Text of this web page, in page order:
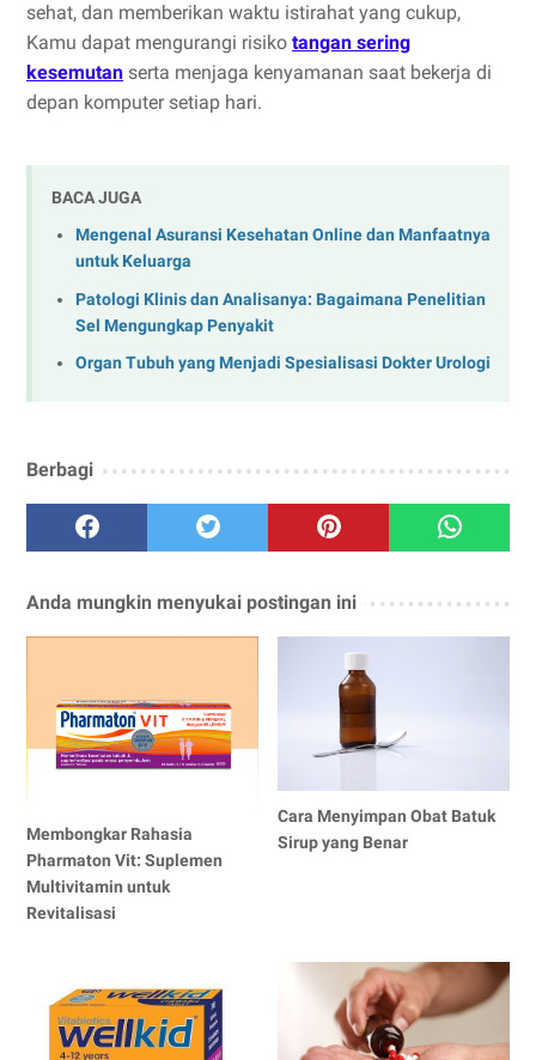
sehat, dan memberikan waktu istirahat yang cukup,
Kamu dapat mengurangi risiko tangan sering
kesemutan serta menjaga kenyamanan saat bekerja di
depan komputer setiap hari.
BACA JUGA
Mengenal Asuransi Kesehatan Online dan Manfaatnya
untuk Keluarga
Patologi Klinis dan Analisanya: Bagaimana Penelitian
Sel Mengungkap Penyakit
Organ Tubuh yang Menjadi Spesialisasi Dokter Urologi
Berbagi
Anda mungkin menyukai postingan ini
Membongkar Rahasia
Pharmaton Vit: Suplemen
Multivitamin untuk
Revitalisasi
Cara Menyimpan Obat Batuk
Sirup yang Benar